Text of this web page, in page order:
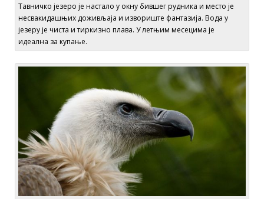
Тавничко језеро је настало у окну бившег рудника и место је
несвакидашњих доживљаја и извориште фантазија. Вода у
језеру је чиста и тиркизно плава. У летњим месецима је
идеална за купање.